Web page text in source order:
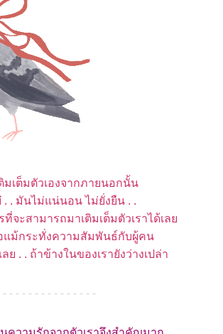
มเต็มตัวเองจากภายนอกนั้น
. . มันไม่แน่นอน ไม่ยั่งยืน . .
ที่จะสามารถมาเติมเต็มตัวเราได้เล
แม้กระทั่งความสัมพันธ์กับผู้คน
ย . . ถ้าข้างในของเรายังว่างเปล่า
- - - - - - - - - - - - - -